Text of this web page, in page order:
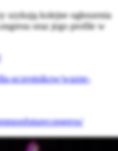
szykują kolejne ogłoszenia
oraz jego profile w
uczestnikow/wazne-